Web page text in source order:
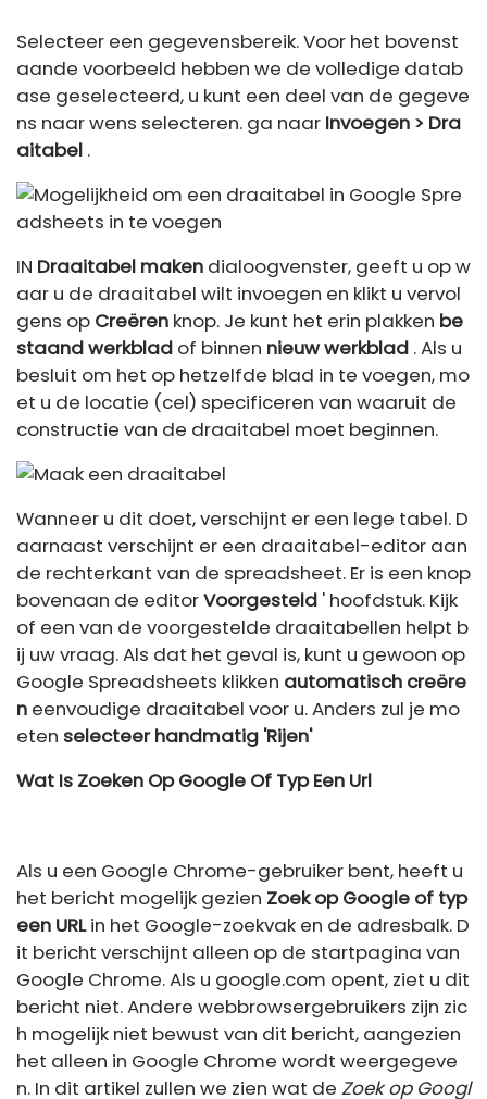
Selecteer een gegevensbereik. Voor het bovenst
aande voorbeeld hebben we de volledige datab
ase geselecteerd, u kunt een deel van de gegeve
ns naar wens selecteren. ga naar Invoegen > Dra
aitabel .
IN Draaitabel maken dialoogvenster, geeft u op w
aar u de draaitabel wilt invoegen en klikt u vervol
gens op Creëren knop. Je kunt het erin plakken be
staand werkblad of binnen nieuw werkblad . Als u
besluit om het op hetzelfde blad in te voegen, mo
et u de locatie (cel) specificeren van waaruit de
constructie van de draaitabel moet beginnen.
Wanneer u dit doet, verschijnt er een lege tabel. D
aarnaast verschijnt er een draaitabel-editor aan
de rechterkant van de spreadsheet. Er is een knop
bovenaan de editorVoorgesteld ' hoofdstuk. Kijk
of een van de voorgestelde draaitabellen helpt b
ij uw vraag. Als dat het geval is, kunt u gewoon op
Google Spreadsheets klikken automatisch creëre
n eenvoudige draaitabel voor u. Anders zul je mo
eten selecteer handmatig 'Rijen'
Wat Is Zoeken Op Google Of Typ Een Url
Als u een Google Chrome-gebruiker bent, heeft u
het bericht mogelijk gezien Zoek op Google of typ
een URLin het Google-zoekvak en de adresbalk. D
it bericht verschijnt alleen op de startpagina van
Google Chrome. Als u google.com opent, ziet u dit
bericht niet. Andere webbrowsergebruikers zijn zic
h mogelijk niet bewust van dit bericht, aangezien
het alleen in Google Chrome wordt weergegeve
n. In dit artikel zullen we zien wat de Zoek op Googl